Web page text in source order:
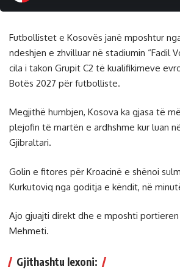
Futbollistet e Kosovës janë mposhtur
ndeshjen e zhvilluar në stadiumin “Fadil
cila i takon Grupit C2 të kualifikimeve
Botës 2027 për futbolliste.
Megjithë humbjen, Kosova ka gjasa të
plejofin të martën e ardhshme kur luan
Gjibraltari.
Golin e fitores për Kroacinë e shënoi
Kurkutoviq nga goditja e këndit, në
Ajo gjuajti direkt dhe e mposhti
Mehmeti.
Gjithashtu lexoni: